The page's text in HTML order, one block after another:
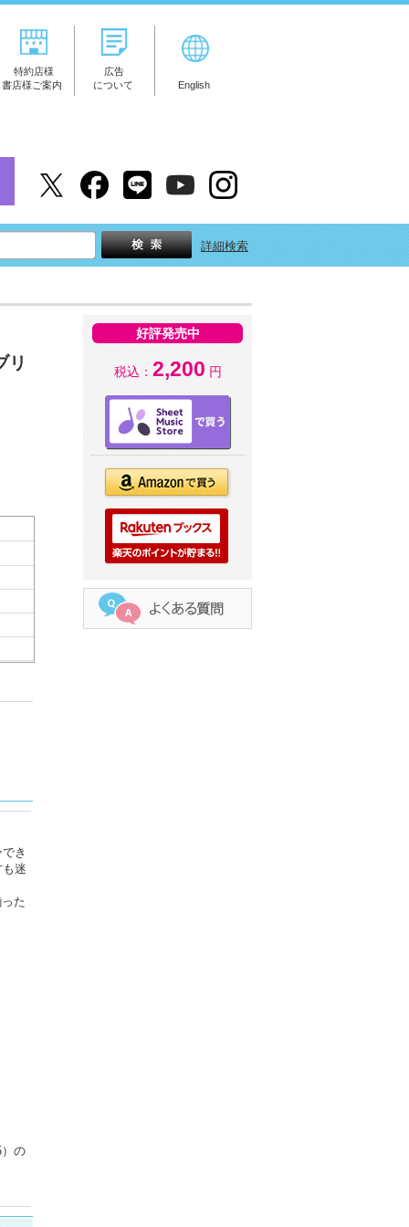
特約店様
書店様ご案内
広告
について
English
詳細検索
リ
き
迷
た
の
好評発売中
税込： 2,200 円